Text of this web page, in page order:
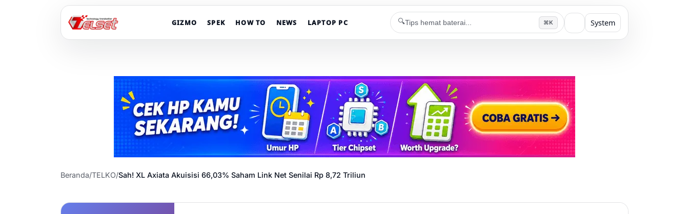
GIZMO SPEK HOW TO NEWS LAPTOP PC 🔍 ⌘K System
Beranda/TELKO/Sah! XL Axiata Akuisisi 66,03% Saham Link Net Senilai Rp 8,72 Triliun